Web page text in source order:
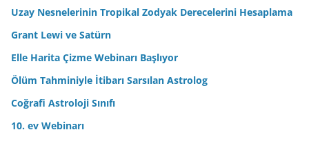
r
i
n
Uzay Nesnelerinin Tropikal Zodyak Derecelerini Hesaplama
Grant Lewi ve Satürn
Elle Harita Çizme Webinarı Başlıyor
Ölüm Tahminiyle İtibarı Sarsılan Astrolog
Coğrafi Astroloji Sınıfı
10. ev Webinarı